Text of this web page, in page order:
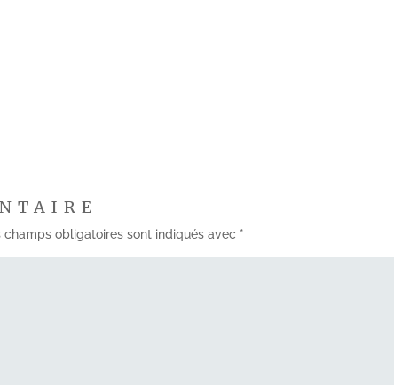
champs obligatoires sont indiqués avec *